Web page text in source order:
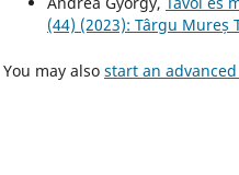
(44) (2023): Târgu Mureș
You may also start an